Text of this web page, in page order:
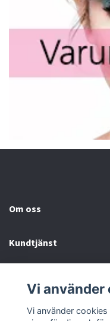
Om oss
Kundtjänst
Sociala medier
Vi använder
Vi använder